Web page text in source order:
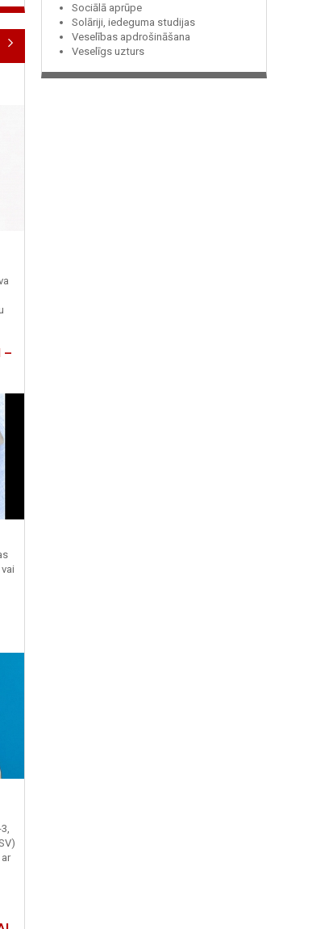
–
Sociālā aprūpe
Solāriji, iedeguma studijas
Veselības apdrošināšana
Veselīgs uzturs